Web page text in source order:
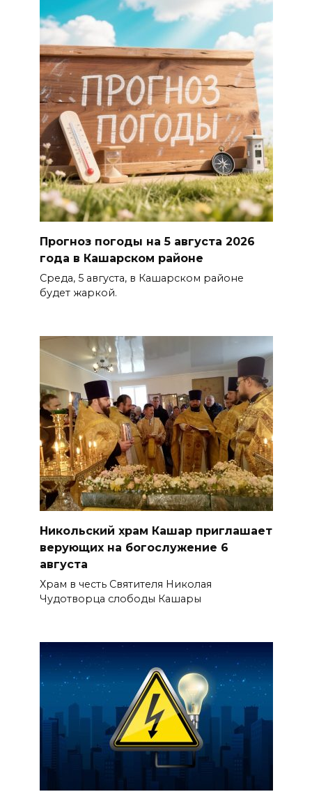
Прогноз погоды на 5 августа 2026
года в Кашарском районе
Среда, 5 августа, в Кашарском районе
будет жаркой.
Никольский храм Кашар приглашает
верующих на богослужение 6
августа
Храм в честь Святителя Николая
Чудотворца слободы Кашары